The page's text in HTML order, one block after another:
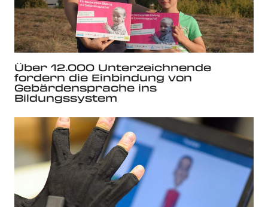
Über 12.000 Unterzeichnende
fordern die Einbindung von
Gebärdensprache ins
Bildungssystem